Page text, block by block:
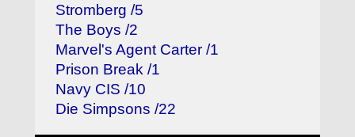
Stromberg /5
The Boys /2
Marvel's Agent Carter /1
Prison Break /1
Navy CIS /10
Die Simpsons /22